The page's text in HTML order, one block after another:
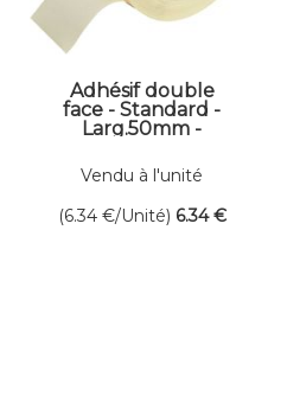
Adhésif double
face - Standard -
Larg.50mm -
Vendu à l'unité
(6.34 €/Unité) 6.34 €